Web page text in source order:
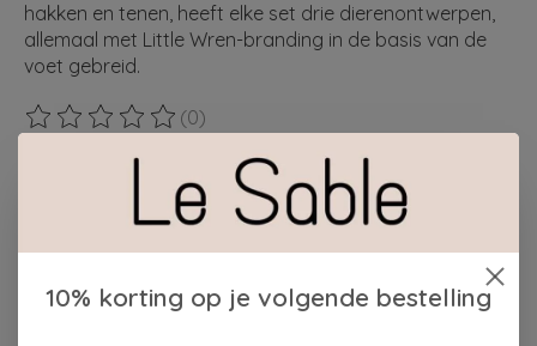
hakken en tenen, heeft elke set drie dierenontwerpen,
allemaal met Little Wren-branding in de basis van de
voet gebreid.
De beoordeling van dit product is0van de 5
(0)
10% korting op je volgende bestelling